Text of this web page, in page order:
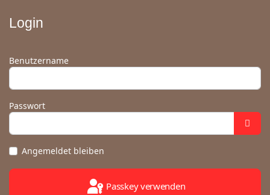
Login
Benutzername
Passwort
Angemeldet bleiben
Passkey verwenden